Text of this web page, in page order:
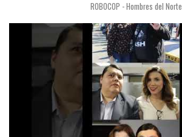
ROBOCOP - Hombres del Norte